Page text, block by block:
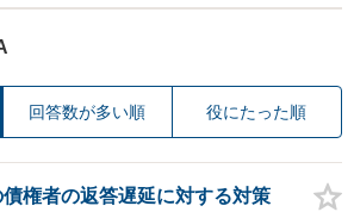
回答数が多い順 役にたった順
権者の返答遅延に対する対策